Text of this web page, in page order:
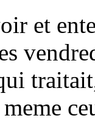
et